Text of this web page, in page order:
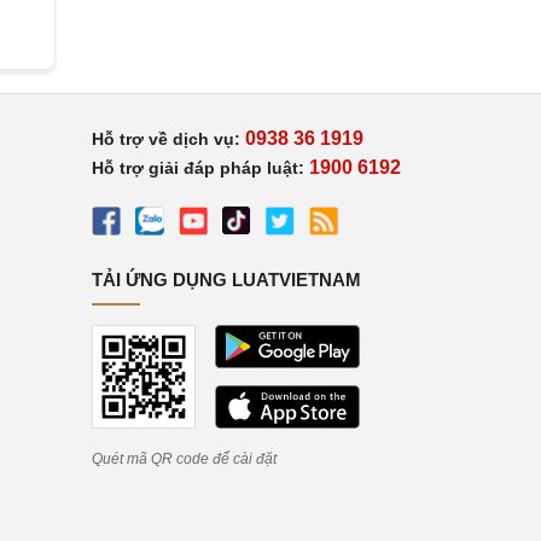
Hỗ trợ về dịch vụ: 0938 36 1919
Hỗ trợ giải đáp pháp luật: 1900 6192
TẢI ỨNG DỤNG LUATVIETNAM
Quét mã QR code để cài đặt